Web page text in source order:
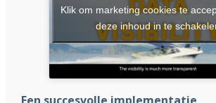
Klik om marketing cookies te
deze inhoud in te